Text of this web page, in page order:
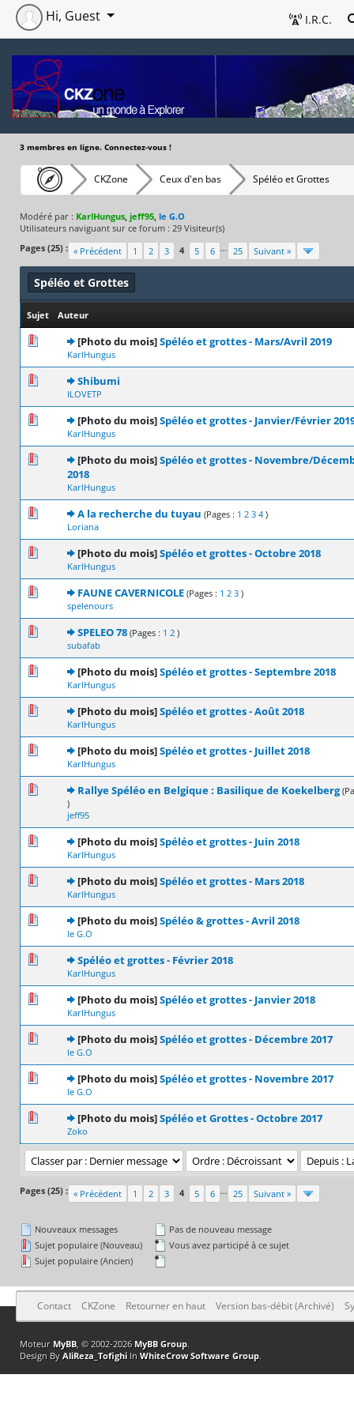
I.R.C.
Hi, Guest
3 membres en ligne. Connectez-vous !
CKZone Ceux d'en bas Spéléo et Grottes
Modéré par : KarlHungus jeff95 le G.O
Utilisateurs naviguant sur ce forum : 29 Visiteur(s)
Pages (25) : « Précédent 1 2 3 4 5 6 … 25 Suivant »
Spéléo et Grottes
Sujet Auteur
[Photo du mois]Spéléo et grottes - Mars/Avril 2019
KarlHungus
0 Votes - 0 sur 5 en moyenne
1 2345
Shibumi
ILOVETP
0 Votes - 0 sur 5 en moyenne
[Photo du mois]Spéléo et grottes - Janvier/Février
KarlHungus
0 Votes - 0 sur 5 en moyenne
1 2345
[Photo du mois]Spéléo et grottes - Novembre/
2018
KarlHungus
0 Votes - 0 sur 5 en moyenne
1 2345
A la recherche du tuyau (Pages : 1 2 3 4 )
Loriana
0 Votes - 0 sur 5 en moyenne
12345
[Photo du mois]Spéléo et grottes - Octobre 2018
KarlHungus
0 Votes - 0 sur 5 en moyenne
1 2345
FAUNE CAVERNICOLE (Pages : 1 2 3 )
spelenours
0 Votes - 0 sur 5 en moyenne
12345
SPELEO 78 (Pages : 1 2 )
subafab
0 Votes - 0 sur 5 en moyenne
12345
[Photo du mois]Spéléo et grottes - Septembre 2018
KarlHungus
0 Votes - 0 sur 5 en moyenne
1 2345
[Photo du mois]Spéléo et grottes - Août 2018
KarlHungus
0 Votes - 0 sur 5 en moyenne
1 2345
[Photo du mois]Spéléo et grottes - Juillet 2018
KarlHungus
0 Votes - 0 sur 5 en moyenne
1 2345
Rallye Spéléo en Belgique : Basilique de Koekelberg
)
jeff95
0 Votes - 0 sur 5 en moyenne
12345
[Photo du mois]Spéléo et grottes - Juin 2018
KarlHungus
0 Votes - 0 sur 5 en moyenne
1 2345
[Photo du mois]Spéléo et grottes - Mars 2018
KarlHungus
0 Votes - 0 sur 5 en moyenne
1 2345
[Photo du mois]Spéléo & grottes - Avril 2018
le G.O
0 Votes - 0 sur 5 en moyenne
1 2345
Spéléo et grottes - Février 2018
KarlHungus
0 Votes - 0 sur 5 en moyenne
12345
[Photo du mois]Spéléo et grottes - Janvier 2018
KarlHungus
0 Votes - 0 sur 5 en moyenne
1 2345
[Photo du mois]Spéléo et grottes - Décembre 2017
le G.O
0 Votes - 0 sur 5 en moyenne
1 2345
[Photo du mois]Spéléo et grottes - Novembre 2017
le G.O
0 Votes - 0 sur 5 en moyenne
1 2345
[Photo du mois]Spéléo et Grottes - Octobre 2017
Zoko
0 Votes - 0 sur 5 en moyenne
1 2345
Pages (25) : « Précédent 1 2 3 4 5 6 … 25 Suivant »
Nouveaux messages
Sujet populaire (Nouveau)
Sujet populaire (Ancien)
Pas de nouveau message
Vous avez participé à ce sujet
Contact CKZone Retourner en haut Version bas-débit (Archivé)
Moteur MyBB, © 2002-2026 MyBB Group.
Design By AliReza_TofighiIn WhiteCrow Software Group.